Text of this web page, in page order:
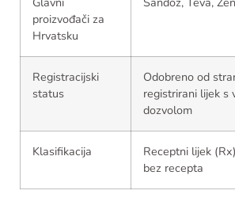
proizvođači za
Hrvatsku
Registracijski
status
Odobreno od
registrirani lijek s
dozvolom
Klasifikacija
Receptni lijek
bez recepta